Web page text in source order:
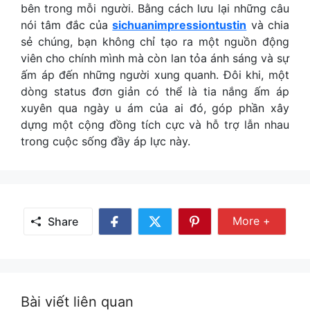
bên trong mỗi người. Bằng cách lưu lại những câu
nói tâm đắc củasichuanimpressiontustin và chia
sẻ chúng, bạn không chỉ tạo ra một nguồn động
viên cho chính mình mà còn lan tỏa ánh sáng và sự
ấm áp đến những người xung quanh. Đôi khi, một
dòng status đơn giản có thể là tia nắng ấm áp
xuyên qua ngày u ám của ai đó, góp phần xây
dựng một cộng đồng tích cực và hỗ trợ lẫn nhau
trong cuộc sống đầy áp lực này.
Share
Share
Share
Share
More +
Bài viết liên quan